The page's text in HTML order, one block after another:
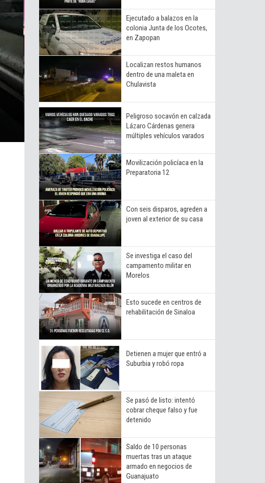
Ejecutado a balazos en la
colonia Junta de los Ocotes,
en Zapopan
Localizan restos humanos
dentro de una maleta en
Chulavista
Peligroso socavón en calzada
Lázaro Cárdenas genera
múltiples vehículos varados
Movilización policíaca en la
Preparatoria 12
Con seis disparos, agreden a
joven al exterior de su casa
Se investiga el caso del
campamento militar en
Morelos
Esto sucede en centros de
rehabilitación de Sinaloa
Detienen a mujer que entró a
Suburbia y robó ropa
Se pasó de listo: intentó
cobrar cheque falso y fue
detenido
Saldo de 10 personas
muertas tras un ataque
armado en negocios de
Guanajuato